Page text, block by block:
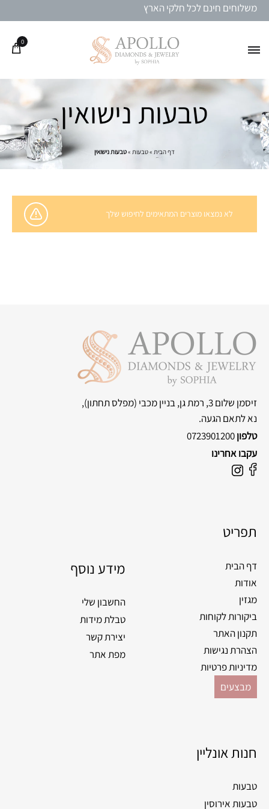
משלוחים חינם לכל חלקי הארץ
0
טבעות נישואין
דף הבית »טבעות »טבעות נישואין
לא נמצאו מוצרים המתאימים לחיפוש שלך
זיסמן שלום 3, רמת גן, בניין מכבי
(מפלס תחתון),
נא לתאם הגעה.
טלפון0723901200
עקבו אחרינו
F
b
o
k
I
a
r
a
m
תפריט
דף הבית
אודות
מגזין
ביקורות לקוחות
תקנון האתר
הצהרת נגישות
מדיניות פרטיות
מבצעים
מידע נוסף
החשבון שלי
טבלת מידות
יצירת קשר
מפת אתר
חנות אונליין
טבעות
טבעות אירוסין